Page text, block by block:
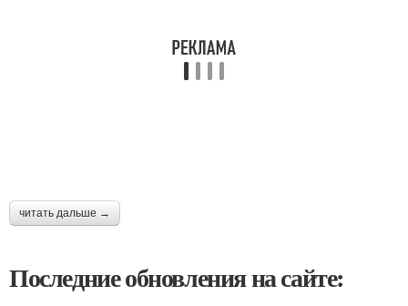
читать дальше →
Последние обновления на сайте: